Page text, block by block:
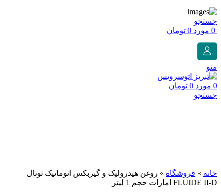
جستجو
0 مورد 0 تومان
منو
0 مورد 0 تومان
جستجو
خانه » فروشگاه » روغن هیدرولیک و گیربکس اتوماتیک توتال
FLUIDE II-D امارات حجم 1 لیتر